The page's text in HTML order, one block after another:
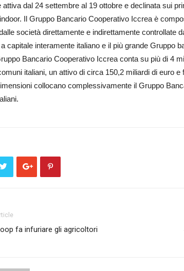
attiva dal 24 settembre al 19 ottobre e declinata sui
Il Gruppo Bancario Cooperativo Iccrea è
società direttamente e indirettamente controllate
capitale interamente italiano e il più grande Gruppo
Bancario Cooperativo Iccrea conta su più di 4
italiani, un attivo di circa 150,2 miliardi di euro
collocano complessivamente il Gruppo
fa infuriare gli agricoltori